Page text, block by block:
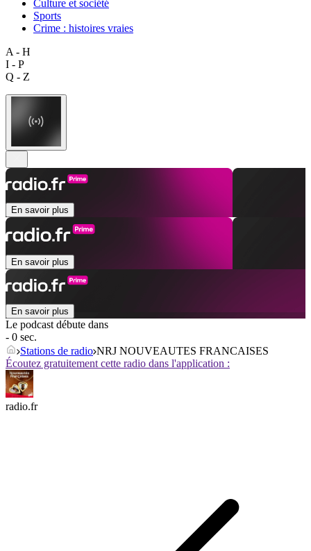
Culture et société
Sports
Crime : histoires vraies
A - H
I - P
Q - Z
En savoir plus
En savoir plus
En savoir plus
Le podcast débute dans
- 0 sec.
Stations de radio NRJ NOUVEAUTES FRANCAISES
Écoutez gratuitement cette radio dans l'application :
radio.fr